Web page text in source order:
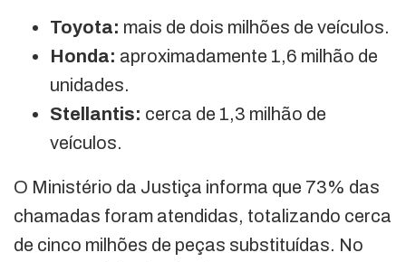
Toyota: mais de dois milhões de veículos.
Honda: aproximadamente 1,6 milhão de
unidades.
Stellantis: cerca de 1,3 milhão de
veículos.
O Ministério da Justiça informa que 73% das
chamadas foram atendidas, totalizando cerca
de cinco milhões de peças substituídas. No